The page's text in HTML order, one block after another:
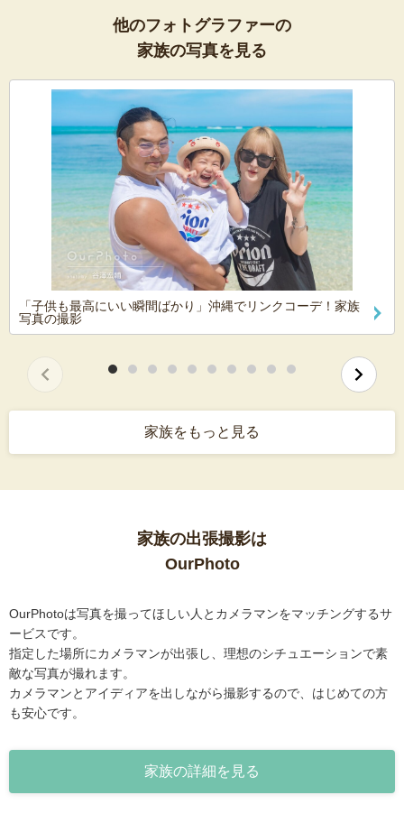
他のフォトグラファーの
家族の写真を見る
「子供も最高にいい瞬間ばかり」沖縄でリンクコーデ！家族
写真の撮影
家族をもっと見る
家族の出張撮影は
OurPhoto
OurPhotoは写真を撮ってほしい人とカメラマンをマッチングするサ
ービスです。
指定した場所にカメラマンが出張し、理想のシチュエーションで素
敵な写真が撮れます。
カメラマンとアイディアを出しながら撮影するので、はじめての方
も安心です。
家族の詳細を見る